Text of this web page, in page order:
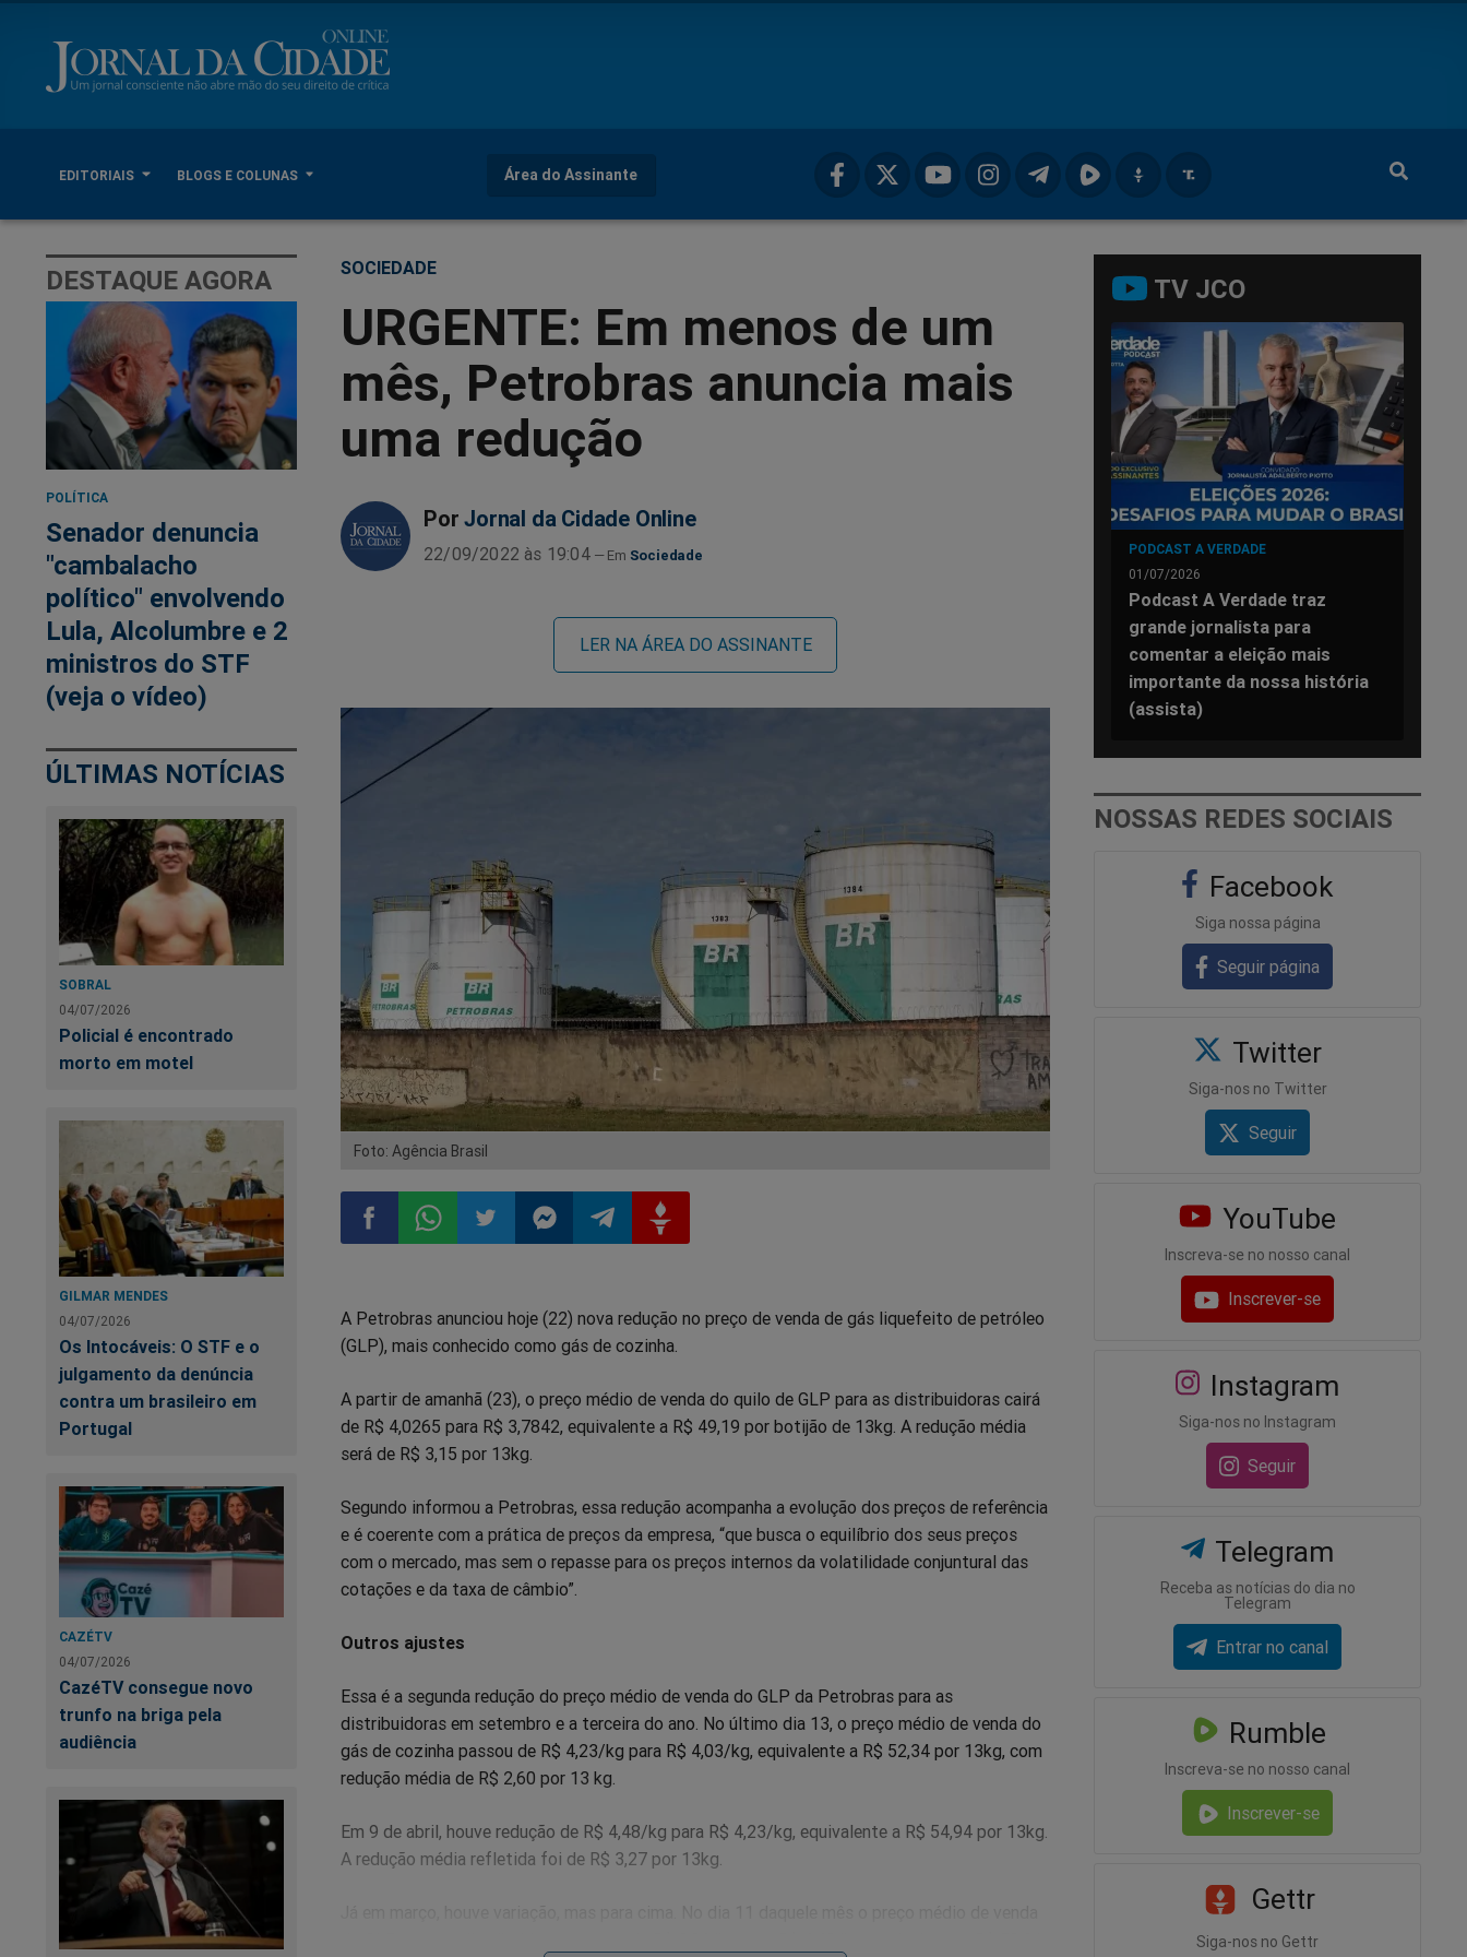
EDITORIAIS BLOGS E COLUNAS Área do Assinante
DESTAQUE AGORA
POLÍTICA
Senador denuncia
"cambalacho
político" envolvendo
Lula, Alcolumbre e 2
ministros do STF
(veja o vídeo)
ÚLTIMAS NOTÍCIAS
SOBRAL
04/07/2026
Policial é encontrado
morto em motel
GILMAR MENDES
04/07/2026
Os Intocáveis: O STF e o
julgamento da denúncia
contra um brasileiro em
Portugal
CAZÉTV
04/07/2026
CazéTV consegue novo
trunfo na briga pela
audiência
SOCIEDADE
URGENTE: Em menos de um
mês, Petrobras anuncia mais
uma redução
Por Jornal da Cidade Online
22/09/2022 às 19:04 Sociedade
LER NA ÁREA DO ASSINANTE
Foto: Agência Brasil
no
no
no
no
no
no
A Petrobras anunciou hoje (22) nova redução no preço de venda de gás liquefeito de petróleo
(GLP), mais conhecido como gás de cozinha.
A partir de amanhã (23), o preço médio de venda do quilo de GLP para as distribuidoras cairá
de R$ 4,0265 para R$ 3,7842, equivalente a R$ 49,19 por botijão de 13kg. A redução média
será de R$ 3,15 por 13kg.
Segundo informou a Petrobras, essa redução acompanha a evolução dos preços de referência
e é coerente com a prática de preços da empresa, “que busca o equilíbrio dos seus preços
com o mercado, mas sem o repasse para os preços internos da volatilidade conjuntural das
cotações e da taxa de câmbio”.
Outros ajustes
Essa é a segunda redução do preço médio de venda do GLP da Petrobras para as
distribuidoras em setembro e a terceira do ano. No último dia 13, o preço médio de venda do
gás de cozinha passou de R$ 4,23/kg para R$ 4,03/kg, equivalente a R$ 52,34 por 13kg, com
redução média de R$ 2,60 por 13 kg.
Em 9 de abril, houve redução de R$ 4,48/kg para R$ 4,23/kg, equivalente a R$ 54,94 por 13kg.
A redução média refletida foi de R$ 3,27 por 13kg.
TV JCO
PODCAST A VERDADE
01/07/2026
Podcast A Verdade traz
grande jornalista para
comentar a eleição mais
importante da nossa história
(assista)
NOSSAS REDES SOCIAIS
Facebook
Siga nossa página
Seguir página
Twitter
Siga-nos no Twitter
Seguir
YouTube
Inscreva-se no nosso canal
Inscrever-se
Instagram
Siga-nos no Instagram
Seguir
Telegram
Receba as notícias do dia no
Telegram
Entrar no canal
Rumble
Inscreva-se no nosso canal
Inscrever-se
Gettr
Siga-nos no Gettr